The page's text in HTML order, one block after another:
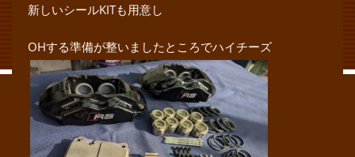
新しいシールKITも用意し
OHする準備が整いましたところでハイチーズ